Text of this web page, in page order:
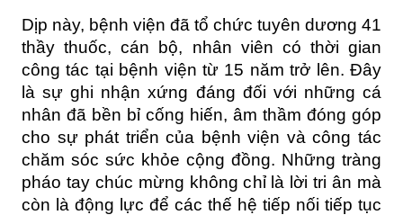
Dịp này, bệnh viện đã tổ chức tuyên dương 41
thầy thuốc, cán bộ, nhân viên có thời gian
công tác tại bệnh viện từ 15 năm trở lên. Đây
là sự ghi nhận xứng đáng đối với những cá
nhân đã bền bỉ cống hiến, âm thầm đóng góp
cho sự phát triển của bệnh viện và công tác
chăm sóc sức khỏe cộng đồng. Những tràng
pháo tay chúc mừng không chỉ là lời tri ân mà
còn là động lực để các thế hệ tiếp nối tiếp tục